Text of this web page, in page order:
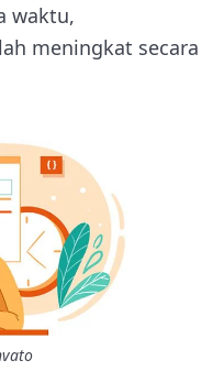
waktu,
meningkat secara